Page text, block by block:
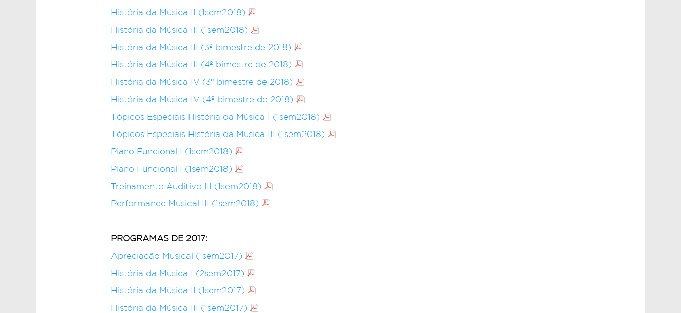
História da Música II (1sem2018)
História da Música III (1sem2018)
História da Música III (3º bimestre de 2018)
História da Música III (4º bimestre de 2018)
História da Música IV (3º bimestre de 2018)
História da Música IV (4º bimestre de 2018)
Tópicos Especiais História da Música I (1sem2018)
Tópicos Especiais História da Musica III (1sem2018)
Piano Funcional I (1sem2018)
Piano Funcional I (1sem2018)
Treinamento Auditivo III (1sem2018)
Performance Musical III (1sem2018)
PROGRAMAS DE 2017:
Apreciação Musical (1sem2017)
História da Música I (2sem2017)
História da Música II (1sem2017)
História da Música III (1sem2017)